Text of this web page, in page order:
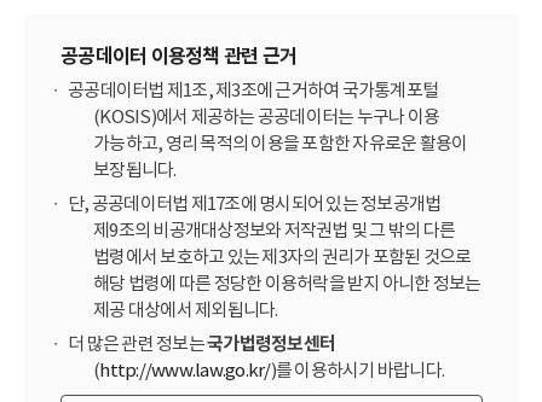
공공데이터 이용정책 관련 근거
공공데이터법 제1조, 제3조에 근거하여 국가통계포털
(KOSIS)에서 제공하는 공공데이터는 누구나 이용
가능하고, 영리 목적의 이용을 포함한 자유로운 활용이
보장됩니다.
단, 공공데이터법 제17조에 명시되어 있는 정보공개법
제9조의 비공개대상정보와 저작권법 및 그 밖의 다른
법령에서 보호하고 있는 제3자의 권리가 포함된 것으로
해당 법령에 따른 정당한 이용허락을 받지 아니한 정보는
제공 대상에서 제외됩니다.
더 많은 관련 정보는국가법령정보센터
(http://www.law.go.kr/)를 이용하시기 바랍니다.